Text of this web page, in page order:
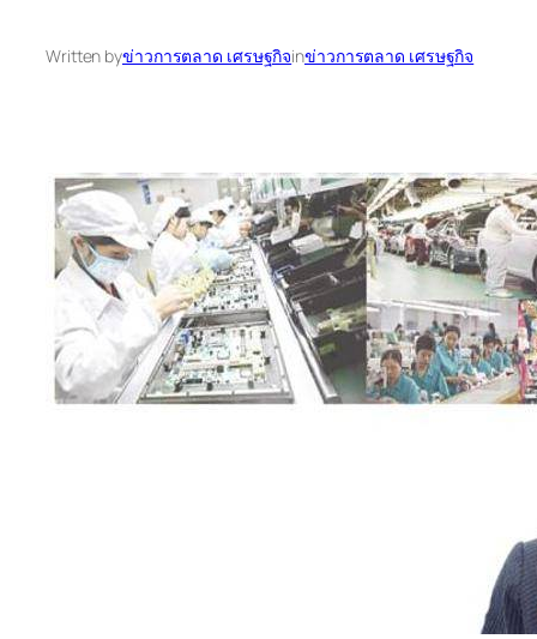
Written byข่าวการตลาด เศรษฐกิจinข่าวการตลาด เศรษฐกิจ